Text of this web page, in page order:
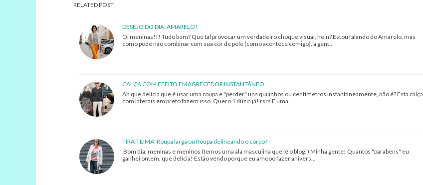
RELATED POST:
DESEJO DO DIA: AMARELO!
Oi meninas!!! Tudo bem? Que tal provocar um verdadeiro choque visual, hein? Estou falando do Amarelo, mas
como pode não combinar com sua cor de pele (como acontece comigo), a gent…
CALÇA COM EFEITO EMAGRECEDOR INSTANTÂNEO
Ah que delícia que é usar uma roupa e "perder" uns quilinhos ou centímetros instantaneamente, não é? Esta calça
com laterais em preto fazem isso. Quero 1 dúzia já! rsrs E uma …
TIRA-TEIMA: Roupa larga ou Roupa delineando o corpo?
Bom dia, meninas e meninos (temos uma ala masculina que lê o blog!) Minha gente! Quantos "parabéns" eu
ganhei ontem, que delícia! Estão vendo porque eu amooo fazer anivers…